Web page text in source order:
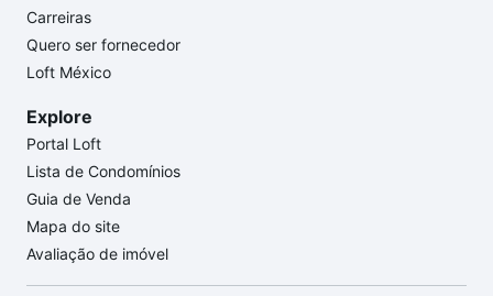
Carreiras
Quero ser fornecedor
Loft México
Explore
Portal Loft
Lista de Condomínios
Guia de Venda
Mapa do site
Avaliação de imóvel